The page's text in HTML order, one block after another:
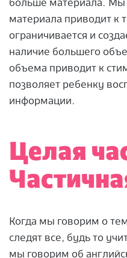
больше материала. Мы
материала приводит к
ограничивается и
наличие большего
объема приводит к
позволяет ребенку
информации.
Целая
Когда мы говорим о
следят все, будь то
мы говорим об